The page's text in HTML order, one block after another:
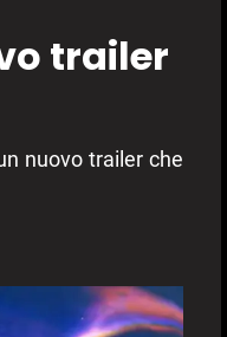
trailer
nuovo trailer che